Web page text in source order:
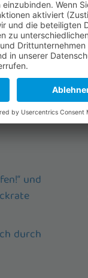
auch in
und
durch